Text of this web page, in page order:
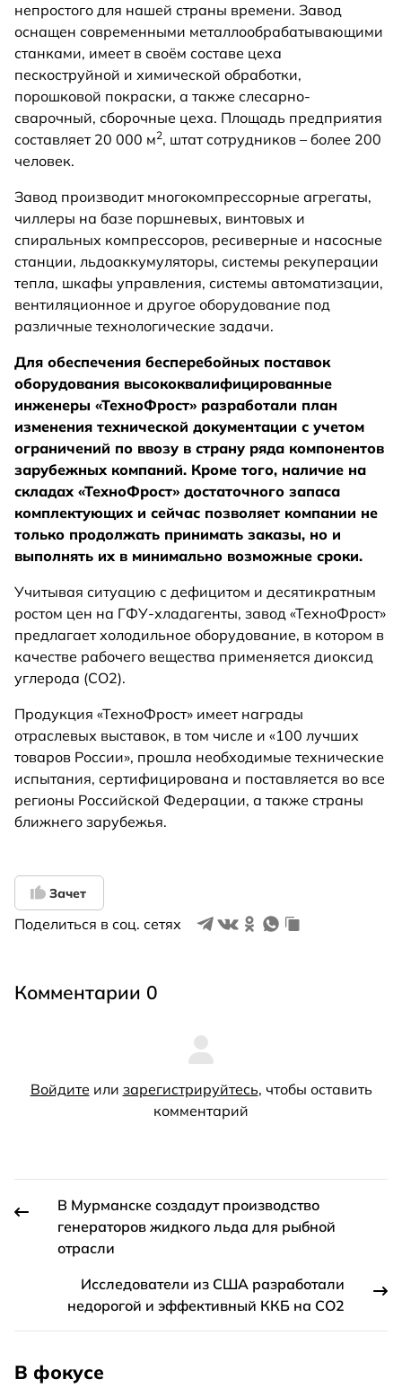
непростого для нашей страны времени. Завод
оснащен современными металлообрабатывающими
станками, имеет в своём составе цеха
пескоструйной и химической обработки,
порошковой покраски, а также слесарно-
сварочный, сборочные цеха. Площадь предприятия
составляет 20 000 м2, штат сотрудников – более 200
человек.
Завод производит многокомпрессорные агрегаты,
чиллеры на базе поршневых, винтовых и
спиральных компрессоров, ресиверные и насосные
станции, льдоаккумуляторы, системы рекуперации
тепла, шкафы управления, системы автоматизации,
вентиляционное и другое оборудование под
различные технологические задачи.
Для обеспечения бесперебойных поставок
оборудования высококвалифицированные
инженеры «ТехноФрост» разработали план
изменения технической документации с учетом
ограничений по ввозу в страну ряда компонентов
зарубежных компаний. Кроме того, наличие на
складах «ТехноФрост» достаточного запаса
комплектующих и сейчас позволяет компании не
только продолжать принимать заказы, но и
выполнять их в минимально возможные сроки.
Учитывая ситуацию с дефицитом и десятикратным
ростом цен на ГФУ-хладагенты, завод «ТехноФрост»
предлагает холодильное оборудование, в котором в
качестве рабочего вещества применяется диоксид
углерода (СО2).
Продукция «ТехноФрост» имеет награды
отраслевых выставок, в том числе и «100 лучших
товаров России», прошла необходимые технические
испытания, сертифицирована и поставляется во все
регионы Российской Федерации, а также страны
ближнего зарубежья.
Зачет
Поделиться в соц. сетях
Комментарии 0
Войдите или зарегистрируйтесь, чтобы оставить
комментарий
В Мурманске создадут производство
генераторов жидкого льда для рыбной
отрасли
Исследователи из США разработали
недорогой и эффективный ККБ на СО2
В фокусе